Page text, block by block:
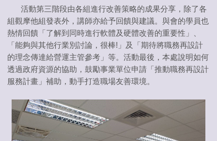
活動第三階段由各組進行改善策略的成果分享，除了各
組觀摩他組發表外，講師亦給予回饋與建議。與會的學員也
熱情回饋「了解到同時進行軟體及硬體改善的重要性」、
「能夠與其他行業別討論，很棒!」及「期待將職務再設計
的理念傳達給營運主管參考」等。活動最後，本處說明如何
透過政府資源的協助，鼓勵事業單位申請「推動職務再設計
服務計畫」補助，動手打造職場友善環境。